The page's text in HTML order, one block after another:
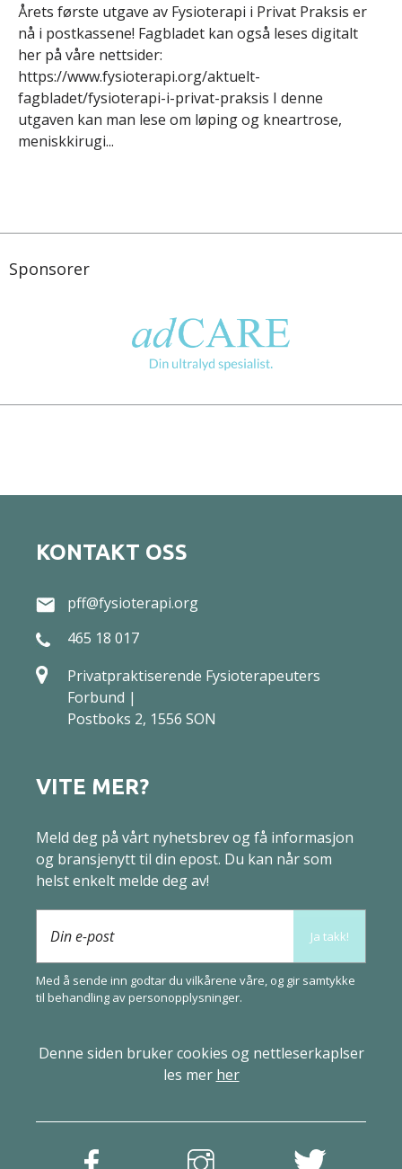
Årets første utgave av Fysioterapi i Privat Praksis er
nå i postkassene! Fagbladet kan også leses digitalt
her på våre nettsider:
https://www.fysioterapi.org/aktuelt-
fagbladet/fysioterapi-i-privat-praksis I denne
utgaven kan man lese om løping og kneartrose,
meniskkirugi...
Sponsorer
KONTAKT OSS
pff@fysioterapi.org
465 18 017
Privatpraktiserende Fysioterapeuters
Forbund |
Postboks 2, 1556 SON
VITE MER?
Meld deg på vårt nyhetsbrev og få informasjon
og bransjenytt til din epost. Du kan når som
helst enkelt melde deg av!
Din e-post Ja takk!
Med å sende inn godtar du vilkårene våre, og gir samtykke
til behandling avperson­opplysninger.
Denne siden bruker cookies og nettleserkaplser
les mer her